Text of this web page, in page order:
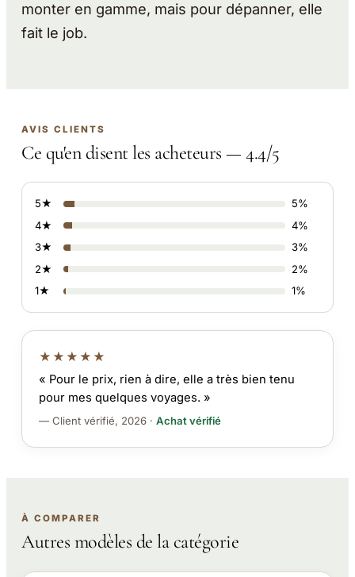
monter en gamme, mais pour dépanner, elle
fait le job.
AVIS CLIENTS
Ce qu'en disent les acheteurs — 4.4/5
5★
5%
4★
4%
3★
3%
2★
2%
1★
1%
★★★★★
« Pour le prix, rien à dire, elle a très bien tenu
pour mes quelques voyages. »
— Client vérifié, 2026 · Achat vérifié
À COMPARER
Autres modèles de la catégorie